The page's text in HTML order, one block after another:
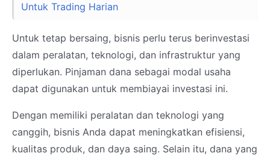
Untuk Trading Harian
Untuk tetap bersaing, bisnis perlu terus berinvestasi
dalam peralatan, teknologi, dan infrastruktur yang
diperlukan. Pinjaman dana sebagai modal usaha
dapat digunakan untuk membiayai investasi ini.
Dengan memiliki peralatan dan teknologi yang
canggih, bisnis Anda dapat meningkatkan efisiensi,
kualitas produk, dan daya saing. Selain itu, dana yang